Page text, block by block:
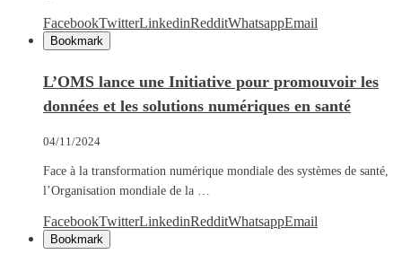
FacebookTwitterLinkedinRedditWhatsappEmail
Bookmark
L’OMS lance une Initiative pour promouvoir les
données et les solutions numériques en santé
04/11/2024
Face à la transformation numérique mondiale des systèmes de santé,
l’Organisation mondiale de la …
FacebookTwitterLinkedinRedditWhatsappEmail
Bookmark